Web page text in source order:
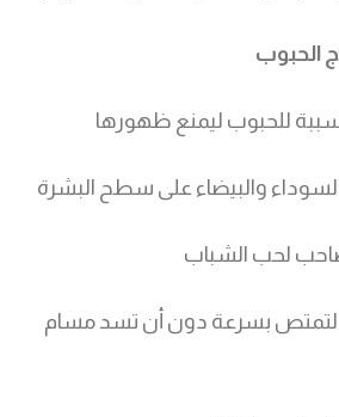
الحبوب
للحبوب ليمنع ظهورها
والبيضاء على سطح البشرة
لحب الشباب
لتمتص بسرعة دون أن تسد مسام